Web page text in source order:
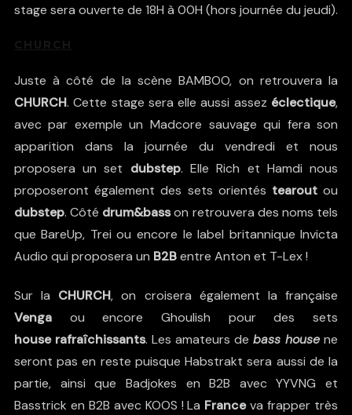
stage sera ouverte de 18H à 00H (hors journée du jeudi).
Juste à côté de la scène BAMBOO, on retrouvera la
CHURCH. Cette stage sera elle aussi assez éclectique,
avec par exemple un Madcore sauvage qui fera son
apparition dans la journée du vendredi et nous
proposera un set dubstep.Elle Rich et Hamdi nous
proposeront également des sets orientés tearoutou
dubstep. Côté drum&basson retrouvera des noms tels
queBareUp, Trei ou encore le label britanniqueInvicta
Audio qui proposera un B2Bentre Anton et T-Lex !
Sur la CHURCH, on croisera également la française
Vengaou encore Ghoulish pour des sets
house rafraîchissants. Les amateurs debass house ne
seront pas en reste puisqueHabstrakt sera aussi de la
partie, ainsi que Badjokes en B2B avecYYVNG et
Basstrick en B2B avec KOOS ! La Franceva frapper très